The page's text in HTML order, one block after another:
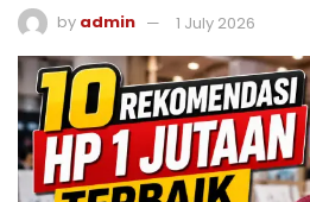
by admin 1 July 2026